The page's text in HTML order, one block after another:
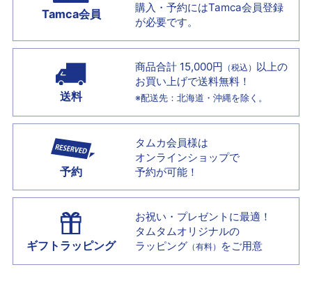
Tamca会員
購入・予約にはTamca会員登録
が必要です。
送料
商品合計 15,000円 （税込） 以上の
お買い上げで送料無料！
※配送先：北海道・沖縄を除く。
予約
タムカ会員様は
オンラインショップで
予約が可能！
ギフトラッピング
お祝い・プレゼントに最適！
タムタムオリジナルの
ラッピング （有料） をご用意